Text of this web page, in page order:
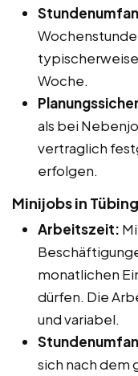
Woche.
als bei
vertraglich
erfolgen.
Minijobs in
Arbeitszeit:
monatlichen
dürfen. Die
und variabel.
sich nach dem